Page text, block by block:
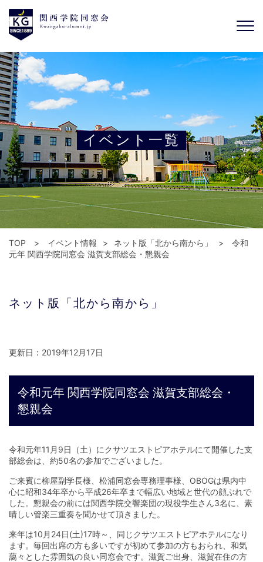
イベント一覧
TOP イベント情報 ネット版「北から南から」
令和
元年 関西学院同窓会 滋賀支部総会・懇親会
ネット版「北から南から」
更新日：2019年12月17日
令和元年 関西学院同窓会 滋賀支部総会・
懇親会
令和元年11月9日（土）にクサツエストピアホテルにて開催した支
部総会は、約50名の参加でございました。
ご来賓に柳屋副学長様、松浦同窓会専務理事様、OBOGは県内中
心に昭和34年卒から平成26年卒まで幅広い地域と世代の顔ぶれで
した。懇親会の前には関西学院交響楽団の現役学生さん3名に、素
晴しい管楽三重奏を聞かせて頂きました。
来年は10月24日(土)17時～、同じクサツエストピアホテルになり
ます。毎回出席の方も多いですが初めて参加の方もおられ、和気
藹々とした雰囲気の良い同窓会です。滋賀ご出身、滋賀在住の方